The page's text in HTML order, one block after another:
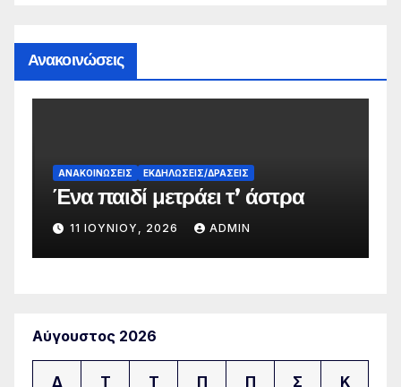
Ανακοινώσεις
ΑΝΑΚΟΙΝΏΣΕΙΣ ΕΚΔΗΛΏΣΕΙΣ/ΔΡΆΣΕΙΣ
Ένα παιδί μετράει τ’ άστρα
11 ΙΟΥΝΊΟΥ, 2026 ADMIN
Αύγουστος 2026
Δ Τ Τ Π Π Σ Κ